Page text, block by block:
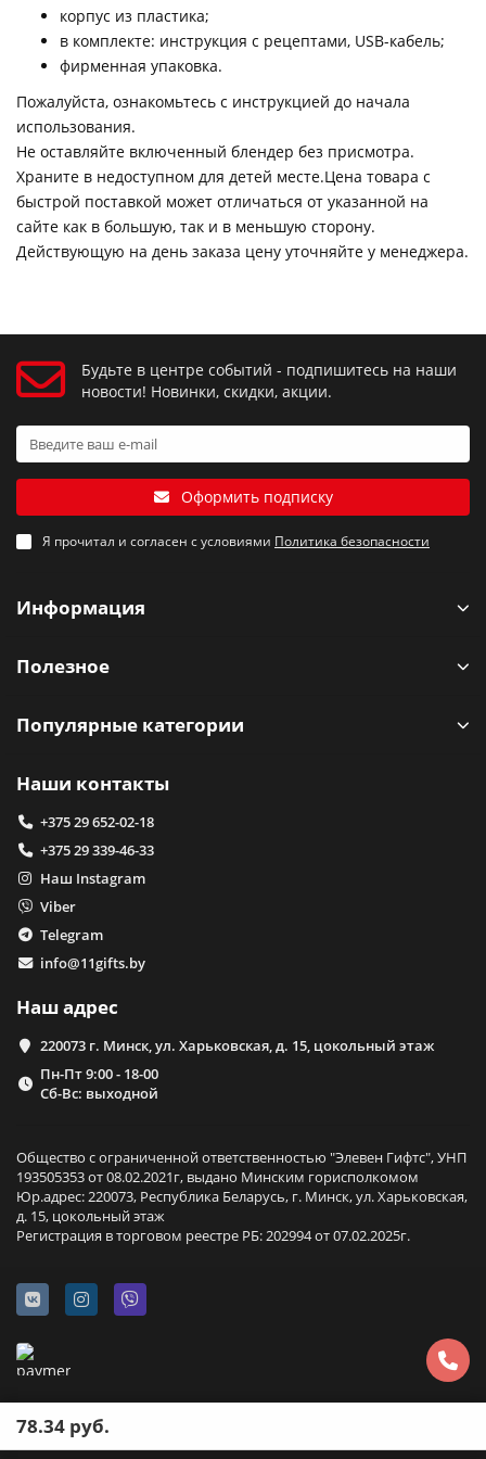
корпус из пластика;
в комплекте: инструкция с рецептами, USB-кабель;
фирменная упаковка.
Пожалуйста, ознакомьтесь с инструкцией до начала
использования.
Не оставляйте включенный блендер без присмотра.
Храните в недоступном для детей месте.Цена товара с
быстрой поставкой может отличаться от указанной на
сайте как в большую, так и в меньшую сторону.
Действующую на день заказа цену уточняйте у менеджера.
Будьте в центре событий - подпишитесь на наши
новости! Новинки, скидки, акции.
Оформить подписку
Я прочитал и согласен с условиями Политика безопасности
Информация
Полезное
Популярные категории
Наши контакты
+375 29 652-02-18
+375 29 339-46-33
Наш Instagram
Viber
Telegram
info@11gifts.by
Наш адрес
220073 г. Минск, ул. Харьковская, д. 15, цокольный этаж
Пн-Пт 9:00 - 18-00
Сб-Вс: выходной
Общество с ограниченной ответственностью "Элевен Гифтс", УНП
193505353 от 08.02.2021г, выдано Минским горисполкомом
Юр.адрес: 220073, Республика Беларусь, г. Минск, ул. Харьковская,
д. 15, цокольный этаж
Регистрация в торговом реестре РБ: 202994 от 07.02.2025г.
78.34 руб.